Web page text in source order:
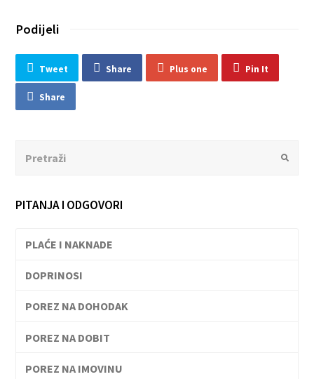
Podijeli
Tweet Share Plus one Pin It
Share
Submit
PITANJA I ODGOVORI
PLAĆE I NAKNADE
DOPRINOSI
POREZ NA DOHODAK
POREZ NA DOBIT
POREZ NA IMOVINU